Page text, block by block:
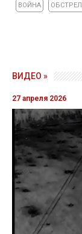
ВОЙНА ОБСТРЕЛ
ВИДЕО »
27 апреля 2026